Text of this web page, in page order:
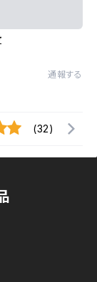
通報する
(32)